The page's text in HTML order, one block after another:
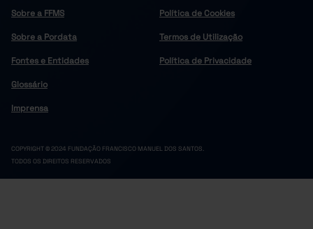
Sobre a FFMS
Sobre a Pordata
Fontes e Entidades
Glossário
Imprensa
Política de Cookies
Termos de Utilização
Política de Privacidade
COPYRIGHT © 2024 FUNDAÇÃO FRANCISCO MANUEL DOS SANTOS.
TODOS OS DIREITOS RESERVADOS